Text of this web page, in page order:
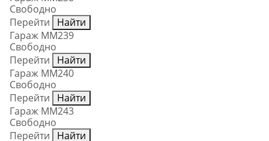
Свободно
Перейти
Найти
Гараж ММ239
Свободно
Перейти
Найти
Гараж ММ240
Свободно
Перейти
Найти
Гараж ММ243
Свободно
Перейти
Найти